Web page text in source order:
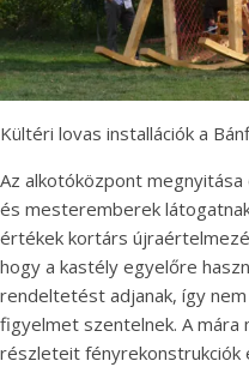
Kültéri lovas installációk a
Az alkotóközpont
és mesteremberek
értékek kortárs
hogy a kastély egyelőre
rendeltetést adjanak, így
figyelmet szentelnek. A
részleteit fényrekonstrukciók